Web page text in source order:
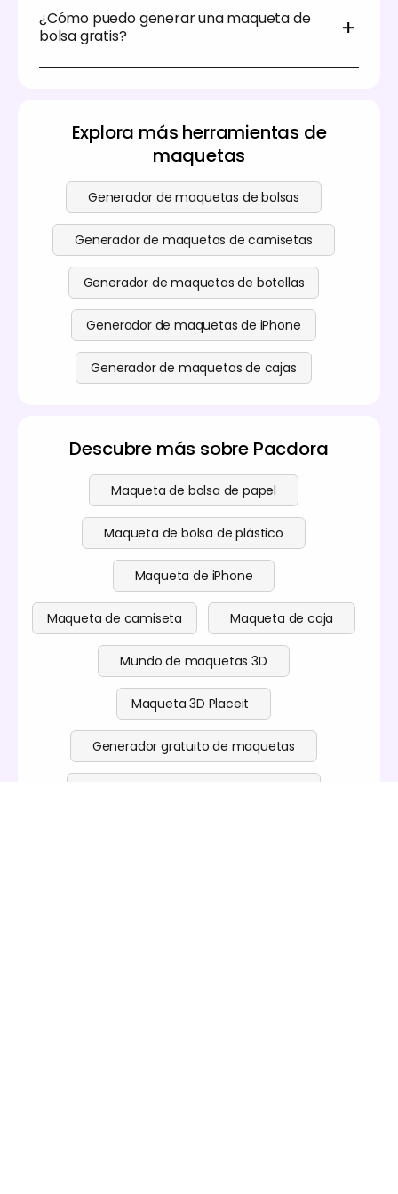
diseño para crear impresionantes maquetas de
bolsas de la compra con Pacdora.
imágenes JPG/PNG, vídeos MP4/MOV y archivos de
planos guía AI/PDF/DXF para impresión. También
puedes compartir diseños mediante enlaces
¿Cómo puedo generar una maqueta de
bolsa gratis?
Para más detalles, consulta la
página de precios.
Explora más herramientas de
maquetas
Generador de maquetas de bolsas
Generador de maquetas de camisetas
Generador de maquetas de botellas
Generador de maquetas de iPhone
Generador de maquetas de cajas
Descubre más sobre Pacdora
Maqueta de bolsa de papel
Maqueta de bolsa de plástico
Maqueta de iPhone
Maqueta de camiseta Maqueta de caja
Mundo de maquetas 3D
Maqueta 3D Placeit
Generador gratuito de maquetas